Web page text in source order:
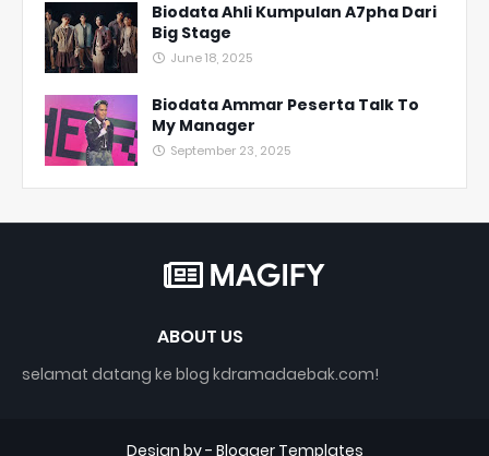
Biodata Ahli Kumpulan A7pha Dari
Big Stage
June 18, 2025
Biodata Ammar Peserta Talk To
My Manager
September 23, 2025
ABOUT US
selamat datang ke blog kdramadaebak.com!
Design by - Blogger Templates